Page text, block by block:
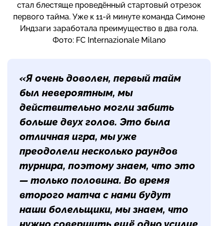
стал блестяще проведённый стартовый отрезок
первого тайма. Уже к 11-й минуте команда Симоне
Индзаги заработала преимущество в два гола.
Фото: FC Internazionale Milano
«Я очень доволен, первый тайм
был невероятным, мы
действительно могли забить
больше двух голов. Это была
отличная игра, мы уже
преодолели несколько раундов
турнира, поэтому знаем, что это
— только половина. Во время
второго матча с нами будут
наши болельщики, мы знаем, что